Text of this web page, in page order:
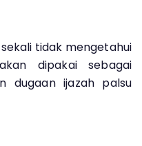
tidak mengetahui
dipakai sebagai
dugaan ijazah palsu